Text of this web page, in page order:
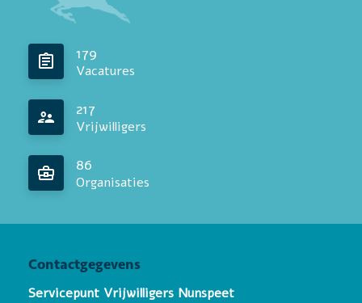
179
Vacatures
217
Vrijwilligers
86
Organisaties
Contactgegevens
Servicepunt Vrijwilligers Nunspeet